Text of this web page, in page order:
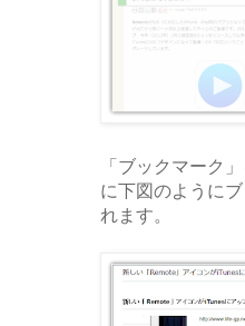
「ブックマーク
に下図のように
れます。